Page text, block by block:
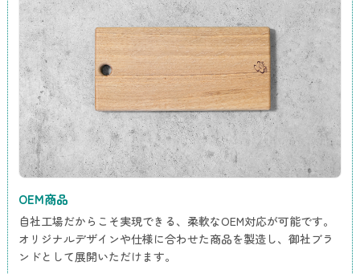
OEM商品
自社工場だからこそ実現できる、柔軟なOEM対応が可能です。
オリジナルデザインや仕様に合わせた商品を製造し、御社ブラ
ンドとして展開いただけます。